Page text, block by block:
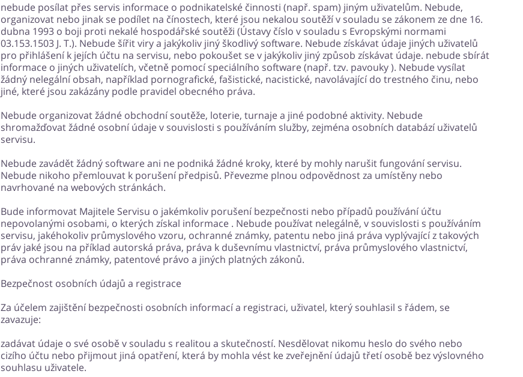
nebude posílat přes servis informace o podnikatelské činnosti (např. spam) jiným uživatelům. Nebude,
organizovat nebo jinak se podílet na čínostech, které jsou nekalou soutěží v souladu se zákonem ze dne 16.
dubna 1993 o boji proti nekalé hospodářské soutěži (Ústavy číslo v souladu s Evropskými normami
03.153.1503 J. T.). Nebude šířit viry a jakýkoliv jiný škodlivý software. Nebude získávat údaje jiných uživatelů
pro přihlášení k jejích účtu na servisu, nebo pokoušet se v jakýkoliv jiný způsob získávat údaje. nebude sbírát
informace o jiných uživatelích, včetně pomocí speciálního software (např. tzv. pavouky ). Nebude vysílat
žádný nelegální obsah, například pornografické, fašistické, nacistické, navolávající do trestného činu, nebo
jiné, které jsou zakázány podle pravidel obecného práva.
Nebude organizovat žádné obchodní soutěže, loterie, turnaje a jiné podobné aktivity. Nebude
shromažďovat žádné osobní údaje v souvislosti s používáním služby, zejména osobních databází uživatelů
servisu.
Nebude zavádět žádný software ani ne podniká žádné kroky, které by mohly narušit fungování servisu.
Nebude nikoho přemlouvat k porušení předpisů. Převezme plnou odpovědnost za umístěny nebo
navrhované na webových stránkách.
Bude informovat Majitele Servisu o jakémkoliv porušení bezpečnosti nebo případů používání účtu
nepovolanými osobami, o kterých získal informace . Nebude používat nelegálně, v souvislosti s používáním
servisu, jakéhokoliv průmyslového vzoru, ochranné známky, patentu nebo jiná práva vyplývající z takových
práv jaké jsou na příklad autorská práva, práva k duševnímu vlastnictví, práva průmyslového vlastnictví,
práva ochranné známky, patentové právo a jiných platných zákonů.
Bezpečnost osobních údajů a registrace
Za účelem zajištění bezpečnosti osobních informací a registraci, uživatel, který souhlasil s řádem, se
zavazuje:
zadávat údaje o své osobě v souladu s realitou a skutečností. Nesdělovat nikomu heslo do svého nebo
cizího účtu nebo přijmout jiná opatření, která by mohla vést ke zveřejnění údajů třetí osobě bez výslovného
souhlasu uživatele.